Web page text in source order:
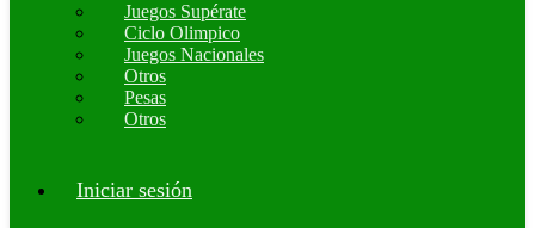
Juegos Supérate
Ciclo Olimpico
Juegos Nacionales
Otros
Pesas
Otros
Iniciar sesión